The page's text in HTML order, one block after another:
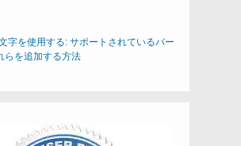
字を使用する: サポートされているバー
らを追加する方法